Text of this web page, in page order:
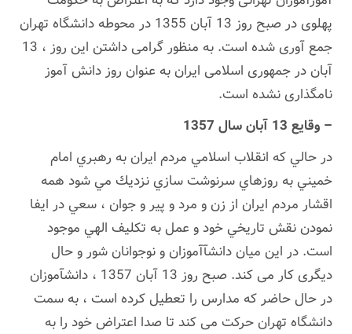
پهلوی در صبح روز 13 آبان 1355 در محوطه دانشگاه تهران
جمع آوری شده است. به منظور گرامی داشتن این روز ، 13
آبان در جمهوری اسلامی ایران به عنوان روز دانش آموز
نامگذاری نشده است.
– وقایع 13 آبان سال 1357
در حالي كه انقلاب اسلامي مردم ايران به رهبري امام
خميني به روزهاي سرنوشت سازي نزديك مي شود همه
اقشار مردم ايران از زن و مرد و پير و جوان ، سعي در ايفا
نمودن نقش تاريخي خود و عمل به تكليف الهي موجود
است. در این میان دانشآآموزان و نوجوانان شور و حال
دیگری کار می کند. صبح روز 13 آبان 1357 ، دانشآموزان
در حال حاضر که مدارس را تعطیل کرده است ، به سمت
دانشگاه تهران حرکت می کند تا صدا اعتراض خود را به